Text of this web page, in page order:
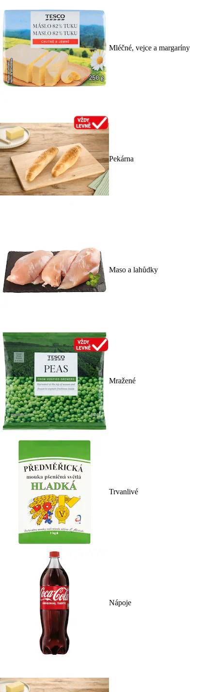
Mléčné, vejce a margaríny
Pekárna
Maso a lahůdky
Mražené
Trvanlivé
Nápoje